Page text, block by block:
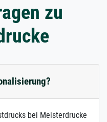
zu
bei Meisterdrucke